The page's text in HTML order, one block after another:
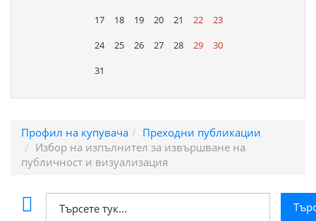
17
18 19 20 21 22
23
24
25 26 27 28 29
30
31
Профил на купувача
Преходни публикации
Избор на изпълнител за извършване на
публичност и визуализация